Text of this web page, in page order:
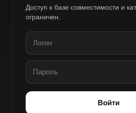
Доступ к базе совместимости и
ограничен.
Войти